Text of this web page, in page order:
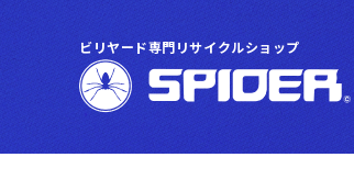
ビリヤード専門リサイクルショップ